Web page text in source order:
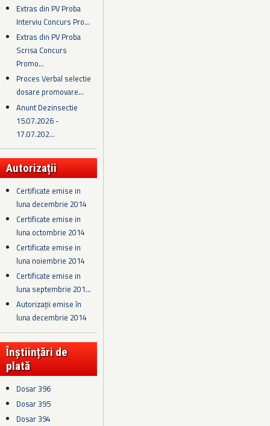
Extras din PV Proba
Interviu Concurs Pro...
Extras din PV Proba
Scrisa Concurs
Promo...
Proces Verbal selectie
dosare promovare...
Anunt Dezinsectie
15.07.2026 -
17.07.202...
Autorizații
Certificate emise in
luna decembrie 2014
Certificate emise in
luna octombrie 2014
Certificate emise in
luna noiembrie 2014
Certificate emise in
luna septembrie 201...
Autorizații emise în
luna decembrie 2014
Înștiințări de
plată
Dosar 396
Dosar 395
Dosar 394